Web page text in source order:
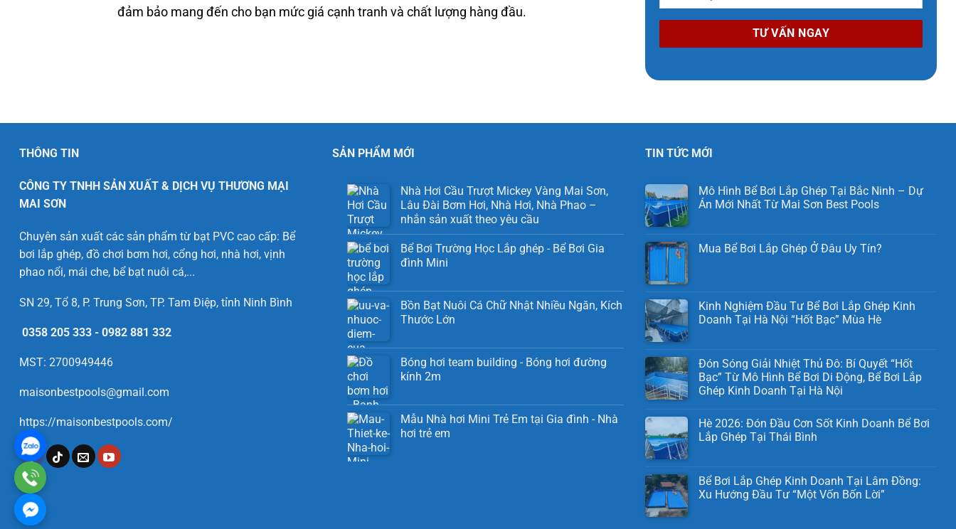
đảm bảo mang đến cho bạn mức giá cạnh tranh và chất lượng hàng đầu.
THÔNG TIN
CÔNG TY TNHH SẢN XUẤT & DỊCH VỤ THƯƠNG MẠI
MAI SƠN
Chuyên sản xuất các sản phẩm từ bạt PVC cao cấp: Bể
bơi lắp ghép, đồ chơi bơm hơi, cổng hơi, nhà hơi, vịnh
phao nổi, mái che, bể bạt nuôi cá,...
SN 29, Tổ 8, P. Trung Sơn, TP. Tam Điệp, tỉnh Ninh Bình
0358 205 333 - 0982 881 332
MST: 2700949446
maisonbestpools@gmail.com
https://maisonbestpools.com/
SẢN PHẨM MỚI
Nhà Hơi Cầu Trượt Mickey Vàng Mai Sơn,
Lâu Đài Bơm Hơi, Nhà Hơi, Nhà Phao –
nhắn sản xuất theo yêu cầu
Bể Bơi Trường Học Lắp ghép - Bể Bơi Gia
đình Mini
Bồn Bạt Nuôi Cá Chữ Nhật Nhiều Ngăn, Kích
Thước Lớn
Bóng hơi team building - Bóng hơi đường
kính 2m
Mẫu Nhà hơi Mini Trẻ Em tại Gia đình - Nhà
hơi trẻ em
TIN TỨC MỚI
Mô Hình Bể Bơi Lắp Ghép Tại Bắc Ninh – Dự
Án Mới Nhất Từ Mai Sơn Best Pools
Mua Bể Bơi Lắp Ghép Ở Đâu Uy Tín?
Kinh Nghiệm Đầu Tư Bể Bơi Lắp Ghép Kinh
Doanh Tại Hà Nội “Hốt Bạc” Mùa Hè
Đón Sóng Giải Nhiệt Thủ Đô: Bí Quyết “Hốt
Bạc” Từ Mô Hình Bể Bơi Di Động, Bể Bơi Lắp
Ghép Kinh Doanh Tại Hà Nội
Hè 2026: Đón Đầu Cơn Sốt Kinh Doanh Bể Bơi
Lắp Ghép Tại Thái Bình
Bể Bơi Lắp Ghép Kinh Doanh Tại Lâm Đồng:
Xu Hướng Đầu Tư “Một Vốn Bốn Lời”